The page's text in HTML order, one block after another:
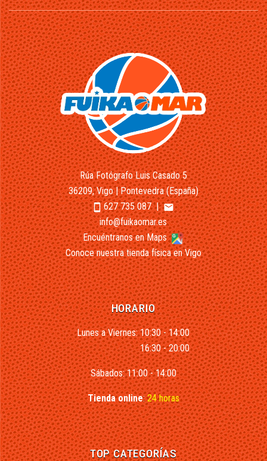
Rúa Fotógrafo Luis Casado 5
36209, Vigo | Pontevedra (España)
smartphone627 735 087|email
info@fuikaomar.es
Encuéntranos en Maps
Conoce nuestra tienda física en Vigo
HORARIO
Lunes a Viernes: 10:30 - 14:00
16:30 - 20:00
Sábados: 11:00 - 14:00
Tienda online:24 horas
TOP CATEGORÍAS